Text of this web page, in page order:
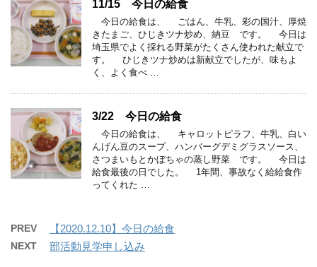
11/15 今日の給食
今日の給食は、 ごはん、牛乳、彩の国汁、厚焼
きたまご、ひじきツナ炒め、納豆 です。 今日は
埼玉県でよく採れる野菜がたくさん使われた献立で
す。 ひじきツナ炒めは新献立でしたが、味もよ
く、よく食べ …
3/22 今日の給食
今日の給食は、 キャロットピラフ、牛乳、白い
んげん豆のスープ、ハンバーグデミグラスソース、
さつまいもとかぼちゃの蒸し野菜 です。 今日は
給食最後の日でした。 1年間、事故なく給給食作
ってくれた …
PREV 【2020.12.10】今日の給食
NEXT 部活動見学申し込み